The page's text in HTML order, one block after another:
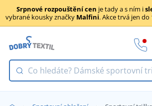
Srpnové rozpouštění cen je tady a s ním i
vybrané kousky značky Malfini. Akce trvá jen do